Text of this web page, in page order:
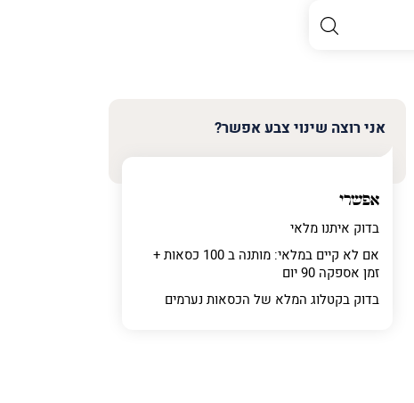
אני רוצה שינוי צבע אפשר?
אפשרי
בדוק איתנו מלאי
אם לא קיים במלאי: מותנה ב 100 כסאות +
זמן אספקה 90 יום
בדוק בקטלוג המלא של הכסאות נערמים